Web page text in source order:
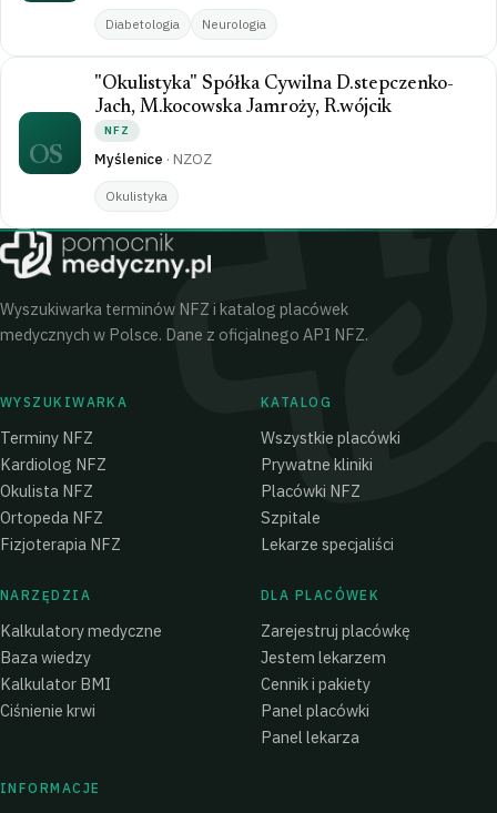
Diabetologia Neurologia
OS
"Okulistyka" Spółka Cywilna D.stepczenko-
Jach, M.kocowska Jamroży, R.wójcik
NFZ
Myślenice · NZOZ
Okulistyka
Wyszukiwarka terminów NFZ i katalog placówek
medycznych w Polsce. Dane z oficjalnego API NFZ.
WYSZUKIWARKA
Terminy NFZ
Kardiolog NFZ
Okulista NFZ
Ortopeda NFZ
Fizjoterapia NFZ
KATALOG
Wszystkie placówki
Prywatne kliniki
Placówki NFZ
Szpitale
Lekarze specjaliści
NARZĘDZIA
Kalkulatory medyczne
Baza wiedzy
Kalkulator BMI
Ciśnienie krwi
DLA PLACÓWEK
Zarejestruj placówkę
Jestem lekarzem
Cennik i pakiety
Panel placówki
Panel lekarza
INFORMACJE